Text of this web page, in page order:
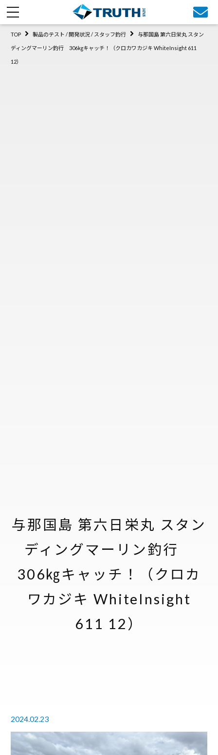
与那国島 第六日栄丸 スタン
ディングマーリン釣行
306㎏キャッチ！（クロカ
ワカジキ WhiteInsight
611 12）
TOP 製品のテスト / 開発状況 / スタッフ釣行 与那国島 第六日栄丸 スタン
ディングマーリン釣行 306㎏キャッチ！（クロカワカジキ WhiteInsight 611
12）
2024.02.23